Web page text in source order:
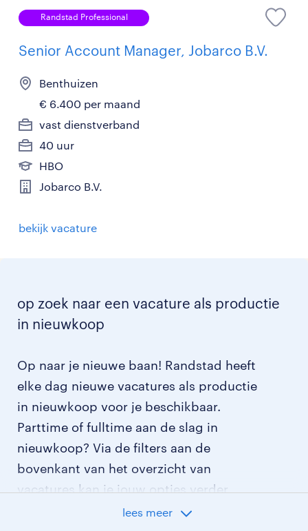
Randstad Professional
Senior Account Manager, Jobarco B.V.
Benthuizen
€ 6.400 per maand
vast dienstverband
40 uur
HBO
Jobarco B.V.
bekijk vacature
op zoek naar een vacature als productie
in nieuwkoop
Op naar je nieuwe baan! Randstad heeft
elke dag nieuwe vacatures als productie
in nieuwkoop voor je beschikbaar.
Parttime of fulltime aan de slag in
nieuwkoop? Via de filters aan de
bovenkant van het overzicht van
vacatures kan je jouw opties verder
lees meer